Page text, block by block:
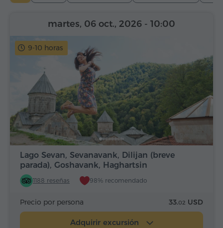
9-10 horas
Lago Sevan, Sevanavank, Dilijan (breve
parada), Goshavank, Haghartsin
1188 reseñas 98% recomendado
martes, 06 oct., 2026 - 10:00
Precio por persona 33.02 USD
Adquirir excursión